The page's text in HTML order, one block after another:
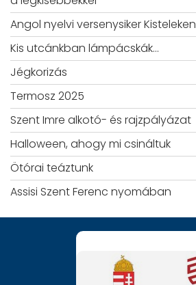
Angol nyelvi versenysiker Kisteleken
Kis utcánkban lámpácskák…
Jégkorizás
Termosz 2025
Szent Imre alkotó- és rajzpályázat
Halloween, ahogy mi csináltuk
Ötórai teáztunk
Assisi Szent Ferenc nyomában